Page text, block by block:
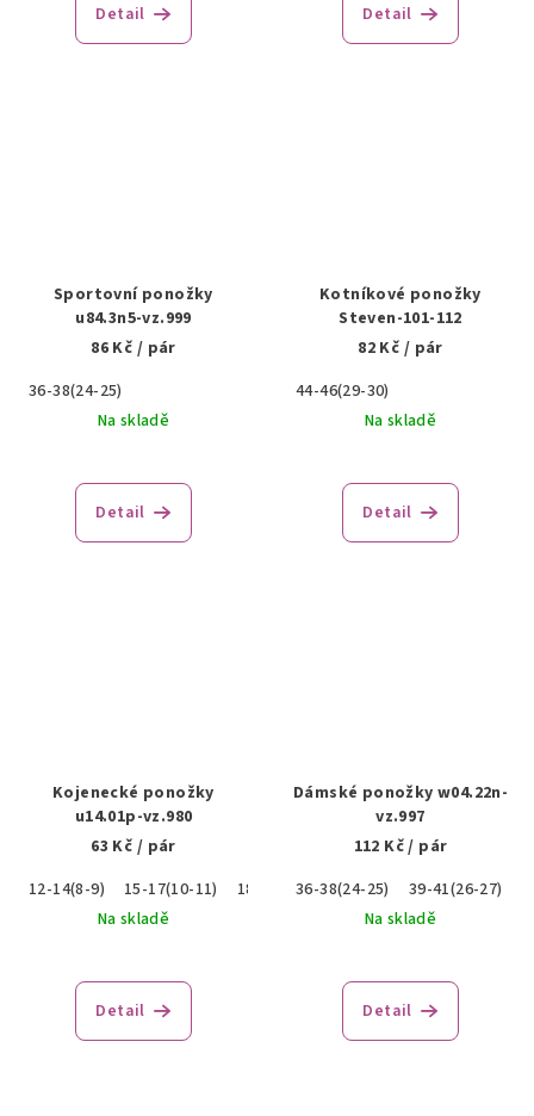
Detail Detail
Sportovní ponožky
u84.3n5-vz.999
86 Kč / pár
36-38(24-25)
Na skladě
Detail
Kotníkové ponožky
Steven-101-112
82 Kč / pár
44-46(29-30)
Na skladě
Detail
Kojenecké ponožky
u14.01p-vz.980
63 Kč / pár
12-14(8-9)
15-17(10-11)
18-20(12-13)
Na skladě
Detail
Dámské ponožky w04.22n-
vz.997
112 Kč/ pár
36-38(24-25)
39-41(26-27)
Na skladě
Detail